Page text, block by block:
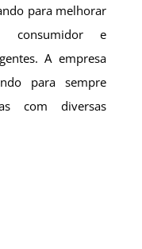
para melhorar
consumidor e
A empresa
para sempre
com diversas